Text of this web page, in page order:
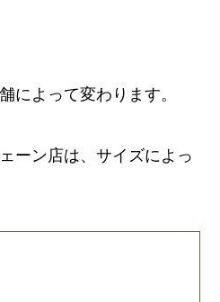
によって変わります。
ーン店は、サイズによっ